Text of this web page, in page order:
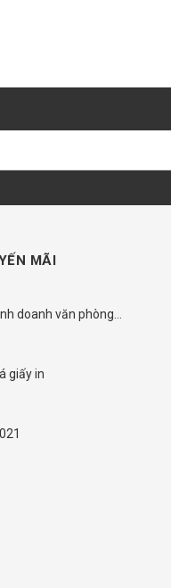
MÃI
doanh văn phòng
giấy in